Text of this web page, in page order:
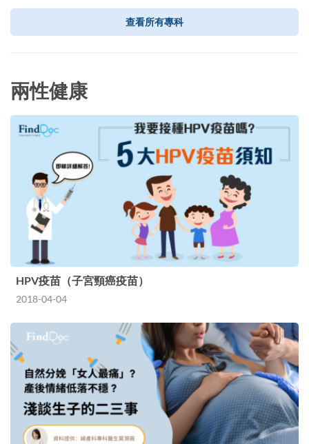
查看所有專科
兩性健康
HPV疫苗（子宮頸癌疫苗）
2018-04-04